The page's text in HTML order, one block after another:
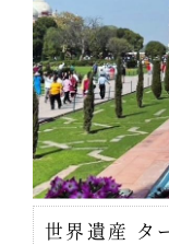
世界遺産 タ